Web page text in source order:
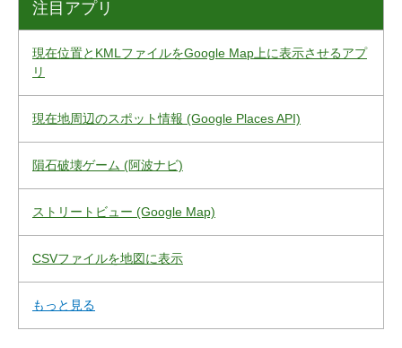
注目アプリ
現在位置とKMLファイルをGoogle Map上に表示させるアプ
リ
現在地周辺のスポット情報 (Google Places API)
隕石破壊ゲーム (阿波ナビ)
ストリートビュー (Google Map)
CSVファイルを地図に表示
もっと見る